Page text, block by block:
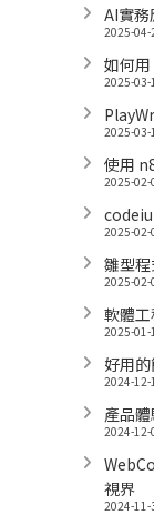
AI實
2025-04-
如何
2025-03-
2025-03-
使用
2025-02-
2025-02-
雛型
2025-02-
軟體
2025-01-
好用
2024-12-
產品
2024-12-
視界
2024-11-